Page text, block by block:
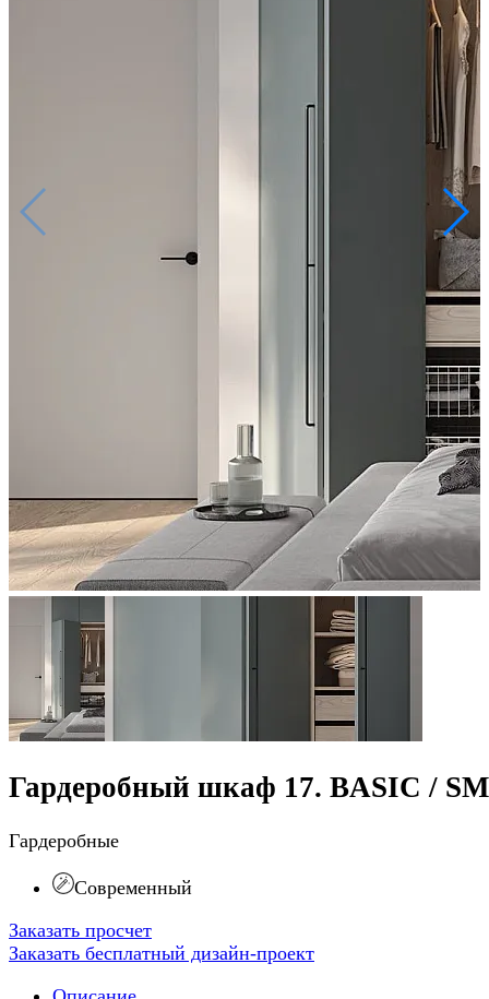
Гардеробный шкаф 17. BASIC /
Гардеробные
Современный
Заказать просчет
Заказать бесплатный дизайн-проект